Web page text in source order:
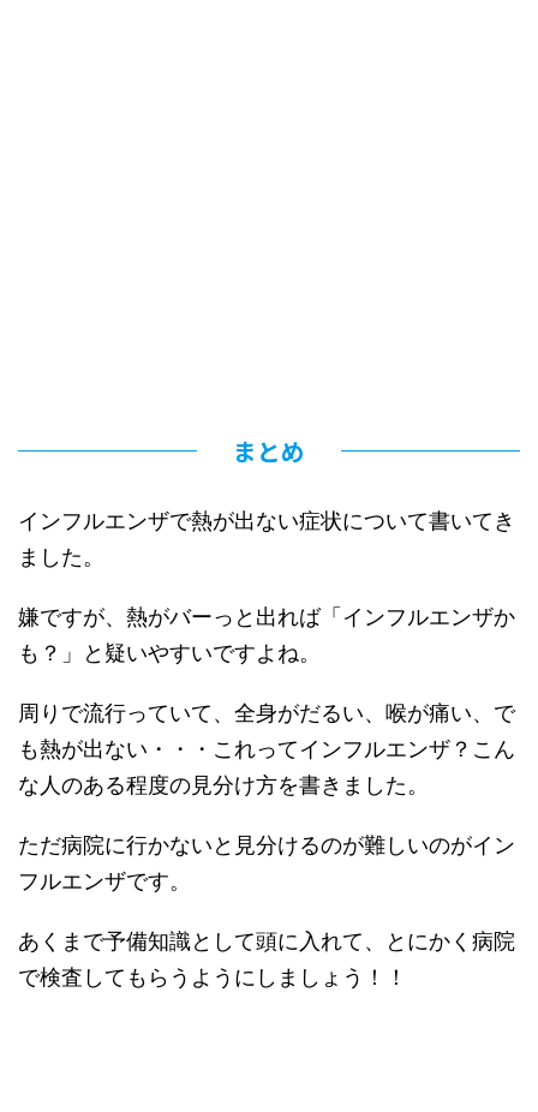
まとめ
インフルエンザで熱が出ない症状について書いてき
ました。
嫌ですが、熱がバーっと出れば「インフルエンザか
も？」と疑いやすいですよね。
周りで流行っていて、全身がだるい、喉が痛い、で
も熱が出ない・・・これってインフルエンザ？こん
な人のある程度の見分け方を書きました。
ただ病院に行かないと見分けるのが難しいのがイン
フルエンザです。
あくまで予備知識として頭に入れて、とにかく病院
で検査してもらうようにしましょう！！